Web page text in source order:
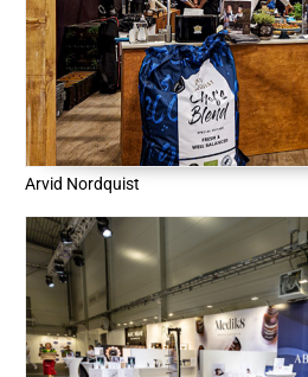
Arvid Nordquist